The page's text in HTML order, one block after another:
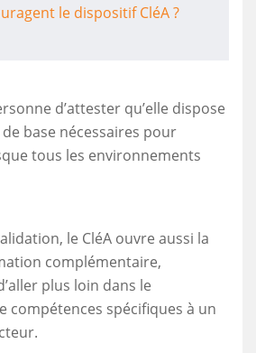
le dispositif CléA ?
d’attester qu’elle dispose
base nécessaires pour
tous les environnements
le CléA ouvre aussi la
complémentaire,
plus loin dans le
compétences spécifiques à un